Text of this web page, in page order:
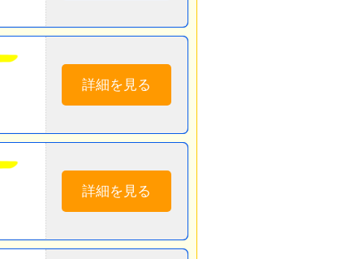
詳細を見る
詳細を見る